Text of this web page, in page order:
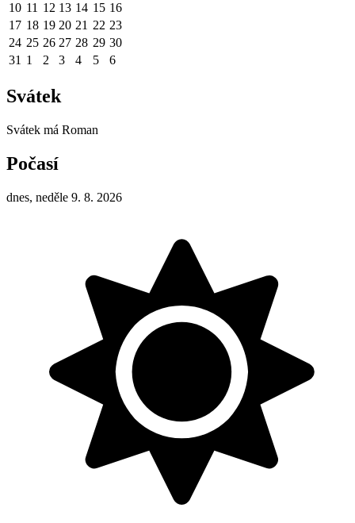
10 11 12 13 14 15 16
17 18 19 20 21 22 23
24 25 26 27 28 29 30
31 1 2 3 4 5 6
Svátek
Svátek má Roman
Počasí
dnes, neděle 9. 8. 2026